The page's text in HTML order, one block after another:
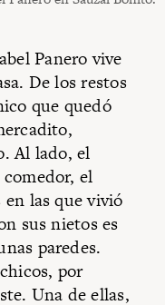
Panero vive
De los restos
que quedó
Al lado, el
el
las que vivió
sus nietos es
paredes.
por
Una de ellas,